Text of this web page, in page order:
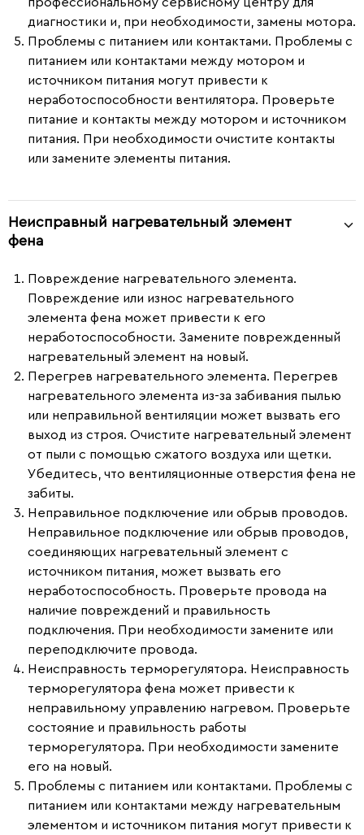
диагностики и, при необходимости, замены мотора.
Проблемы с питанием или контактами. Проблемы с
питанием или контактами между мотором и
источником питания могут привести к
неработоспособности вентилятора. Проверьте
питание и контакты между мотором и источником
питания. При необходимости очистите контакты
или замените элементы питания.
Неисправный нагревательный элемент
фена
Повреждение нагревательного элемента.
Повреждение или износ нагревательного
элемента фена может привести к его
неработоспособности. Замените поврежденный
нагревательный элемент на новый.
Перегрев нагревательного элемента. Перегрев
нагревательного элемента из-за забивания пылью
или неправильной вентиляции может вызвать его
выход из строя. Очистите нагревательный элемент
от пыли с помощью сжатого воздуха или щетки.
Убедитесь, что вентиляционные отверстия фена не
забиты.
Неправильное подключение или обрыв проводов.
Неправильное подключение или обрыв проводов,
соединяющих нагревательный элемент с
источником питания, может вызвать его
неработоспособность. Проверьте провода на
наличие повреждений и правильность
подключения. При необходимости замените или
переподключите провода.
Неисправность терморегулятора. Неисправность
терморегулятора фена может привести к
неправильному управлению нагревом. Проверьте
состояние и правильность работы
терморегулятора. При необходимости замените
его на новый.
Проблемы с питанием или контактами. Проблемы с
питанием или контактами между нагревательным
элементом и источником питания могут привести к